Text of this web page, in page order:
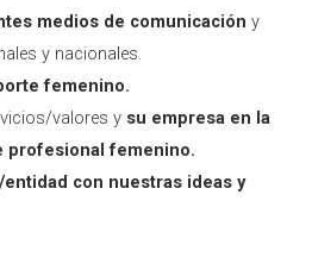
medios de comunicación y
y nacionales.
femenino.
valores y su empresa en la
profesional femenino.
con nuestras ideas y